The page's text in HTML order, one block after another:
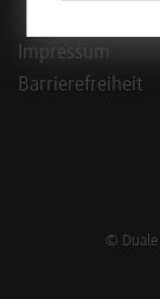
Footer
Impressum
Barrierefreiheit
© Duale